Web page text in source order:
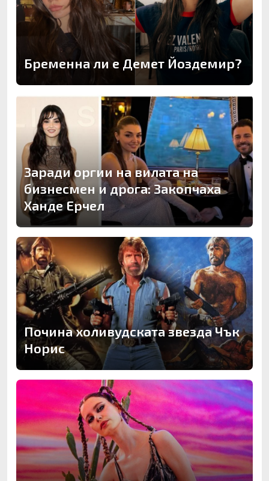
Бременна ли е Демет Йоздемир?
Заради оргии на вилата на
бизнесмен и дрога: Закопчаха
Ханде Ерчел
Почина холивудската звезда Чък
Норис